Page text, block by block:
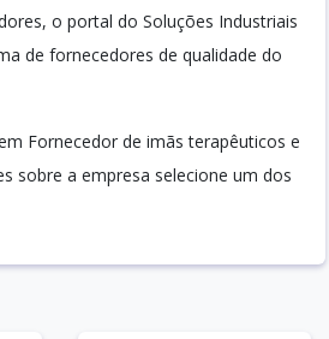
o portal do Soluções Industriais
de fornecedores de qualidade do
Fornecedor de imãs terapêuticos e
sobre a empresa selecione um dos